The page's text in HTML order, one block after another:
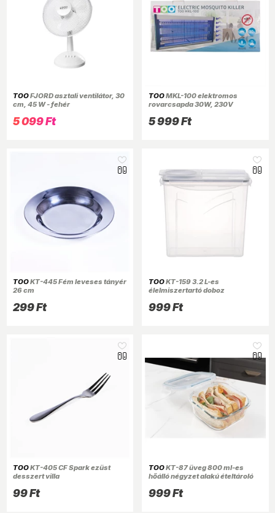
TOOFJORD asztali ventilátor, 30
cm, 45 W - fehér
5 099 Ft
TOOMKL-100 elektromos
rovarcsapda 30W, 230V
5 999 Ft
TOOKT-445 Fém leveses tányér
26 cm
299 Ft
TOOKT-159 3.2 L-es
élelmiszertartó doboz
999 Ft
TOOKT-405 CF Spark ezüst
desszert villa
99 Ft
TOOKT-87 üveg 800 ml-es
hőálló négyzet alakú ételtároló
999 Ft